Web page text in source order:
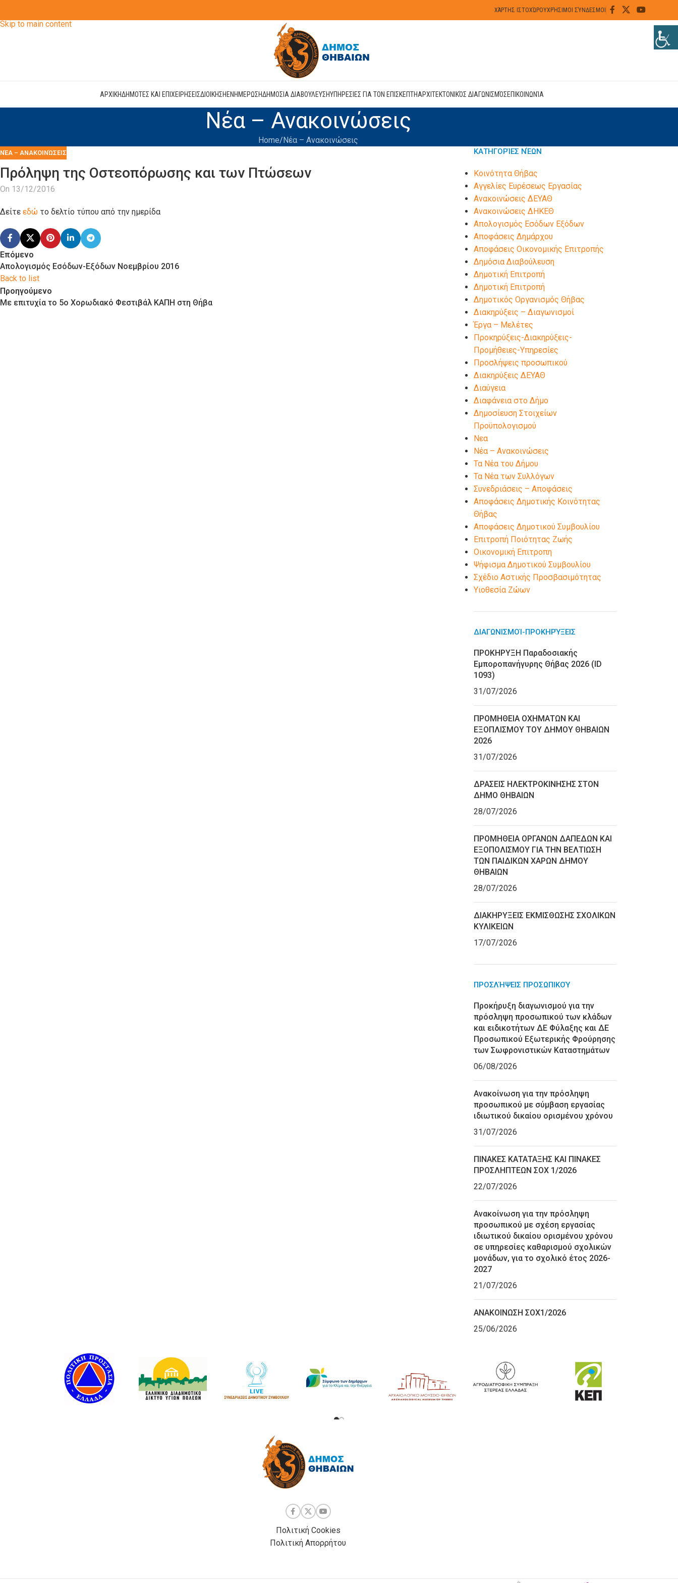
Skip to main content
ΧΆΡΤΗΣ ΙΣΤΟΧΏΡΟΥΧΡΉΣΙΜΟΙ ΣΎΝΔΕΣΜΟΙ
ΑΡΧΙΚΗΔΗΜΟΤΕΣ ΚΑΙ ΕΠΙΧΕΙΡΗΣΕΙΣΔΙΟΙΚΗΣΗΕΝΗΜΕΡΩΣΗΔΗΜΟΣΙΑ ΔΙΑΒΟΥΛΕΥΣΗΥΠΗΡΕΣΙΕΣ ΓΙΑ ΤΟΝ ΕΠΙΣΚΕΠΤΗΑΡΧΙΤΕΚΤΟΝΙΚΌΣ ΔΙΑΓΩΝΙΣΜΌΣΕΠΙΚΟΙΝΩΝΊΑ
Νέα – Ανακοινώσεις
Home Νέα – Ανακοινώσεις
ΝΈΑ – ΑΝΑΚΟΙΝΏΣΕΙΣ
Πρόληψη της Οστεοπόρωσης και των Πτώσεων
On 13/12/2016
Δείτε εδώ το δελτίο τύπου από την ημερίδα
Επόμενο
Απολογισμός Εσόδων-Εξόδων Νοεμβρίου 2016
Back to list
Προηγούμενο
Με επιτυχία το 5ο Χορωδιακό Φεστιβάλ ΚΑΠΗ στη Θήβα
ΚΑΤΗΓΟΡΊΕΣ ΝΈΩΝ
Kοινότητα Θήβας
Αγγελίες Ευρέσεως Εργασίας
Ανακοινώσεις ΔΕΥΑΘ
Ανακοινώσεις ΔΗΚΕΘ
Απολογισμός Εσόδων Εξόδων
Αποφάσεις Δημάρχου
Αποφάσεις Οικονομικής Επιτροπής
Δημόσια Διαβούλευση
Δημοτική Επιτροπή
Δημοτική Επιτροπή
Δημοτικός Οργανισμός Θήβας
Διακηρύξεις – Διαγωνισμοί
Έργα – Μελέτες
Προκηρύξεις-Διακηρύξεις-
Προμήθειες-Υπηρεσίες
Προσλήψεις προσωπικού
Διακηρύξεις ΔΕΥΑΘ
Διαύγεια
Διαφάνεια στο Δήμο
Δημοσίευση Στοιχείων
Προϋπολογισμού
Νεα
Νέα – Ανακοινώσεις
Τα Νέα του Δήμου
Τα Νέα των Συλλόγων
Συνεδριάσεις – Αποφάσεις
Αποφάσεις Δημοτικής Κοινότητας
Θήβας
Αποφάσεις Δημοτικού Συμβουλίου
Επιτροπή Ποιότητας Ζωής
Οικονομική Επιτροπη
Ψήφισμα Δημοτικού Συμβουλίου
Σχέδιο Αστικής Προσβασιμότητας
Υιοθεσία Ζώων
ΔΙΑΓΩΝΙΣΜΟΊ-ΠΡΟΚΗΡΎΞΕΙΣ
ΠΡΟΚΗΡΥΞΗ Παραδοσιακής
Εμποροπανήγυρης Θήβας 2026 (ID
1093)
31/07/2026
ΠΡΟΜΗΘΕΙΑ ΟΧΗΜΑΤΩΝ ΚΑΙ
ΕΞΟΠΛΙΣΜΟΥ ΤΟΥ ΔΗΜΟΥ ΘΗΒΑΙΩΝ
2026
31/07/2026
ΔΡΑΣΕΙΣ ΗΛΕΚΤΡΟΚΙΝΗΣΗΣ ΣΤΟΝ
ΔΗΜΟ ΘΗΒΑΙΩΝ
28/07/2026
ΠΡΟΜΗΘΕΙΑ ΟΡΓΑΝΩΝ ΔΑΠΕΔΩΝ ΚΑΙ
ΕΞΟΠΟΛΙΣΜΟΥ ΓΙΑ ΤΗΝ ΒΕΛΤΙΩΣΗ
ΤΩΝ ΠΑΙΔΙΚΩΝ ΧΑΡΩΝ ΔΗΜΟΥ
ΘΗΒΑΙΩΝ
28/07/2026
ΔΙΑΚΗΡΥΞΕΙΣ ΕΚΜΙΣΘΩΣΗΣ ΣΧΟΛΙΚΩΝ
ΚΥΛΙΚΕΙΩΝ
17/07/2026
ΠΡΟΣΛΉΨΕΙΣ ΠΡΟΣΩΠΙΚΟΎ
Προκήρυξη διαγωνισμού για την
πρόσληψη προσωπικού των κλάδων
και ειδικοτήτων ΔΕ Φύλαξης και ΔΕ
Προσωπικού Εξωτερικής Φρούρησης
των Σωφρονιστικών Καταστημάτων
06/08/2026
Ανακοίνωση για την πρόσληψη
προσωπικού με σύμβαση εργασίας
ιδιωτικού δικαίου ορισμένου χρόνου
31/07/2026
ΠΙΝΑΚΕΣ ΚΑΤΑΤΑΞΗΣ ΚΑΙ ΠΙΝΑΚΕΣ
ΠΡΟΣΛΗΠΤΕΩΝ ΣΟΧ 1/2026
22/07/2026
Ανακοίνωση για την πρόσληψη
προσωπικού με σχέση εργασίας
ιδιωτικού δικαίου ορισμένου χρόνου
σε υπηρεσίες καθαρισμού σχολικών
μονάδων, για το σχολικό έτος 2026-
2027
21/07/2026
ΑΝΑΚΟΙΝΩΣΗ ΣΟΧ1/2026
25/06/2026
Πολιτική Cookies
Πολιτική Απορρήτου